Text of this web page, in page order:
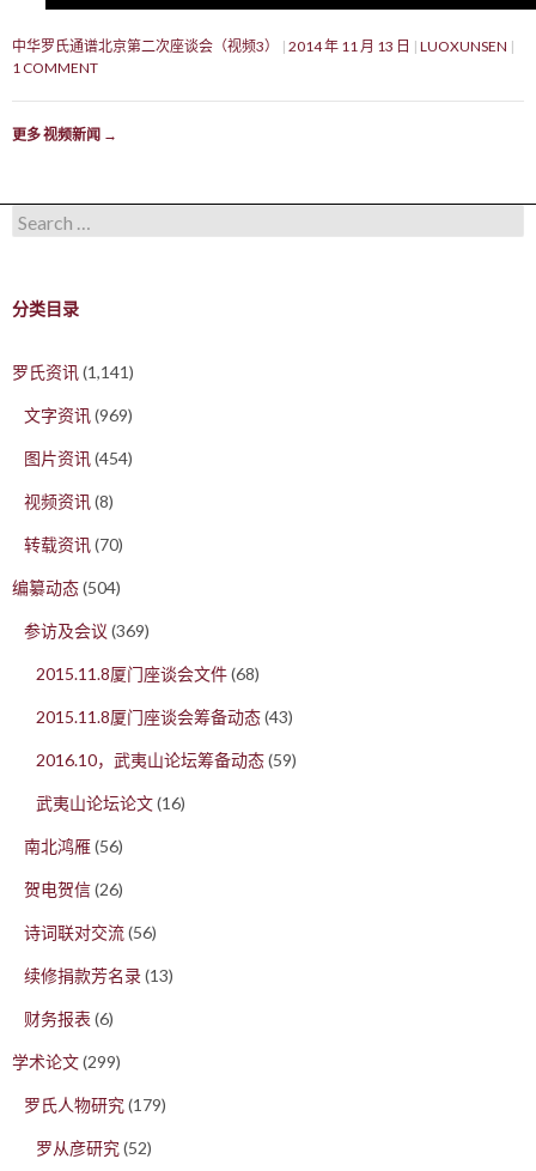
中华罗氏通谱北京第二次座谈会（视频3） 2014 年 11 月 13 日
LUOXUNSEN
1 COMMENT
更多 视频新闻 →
Search for:
分类目录
罗氏资讯(1,141)
文字资讯(969)
图片资讯(454)
视频资讯(8)
转载资讯(70)
编纂动态(504)
参访及会议 (369)
2015.11.8厦门座谈会文件(68)
2015.11.8厦门座谈会筹备动态(43)
2016.10，武夷山论坛筹备动态(59)
武夷山论坛论文(16)
南北鸿雁(56)
贺电贺信(26)
诗词联对交流(56)
续修捐款芳名录(13)
财务报表 (6)
学术论文(299)
罗氏人物研究(179)
罗从彦研究(52)